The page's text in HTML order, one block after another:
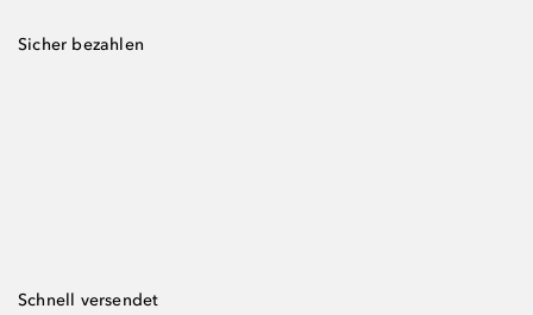
Sicher bezahlen
Schnell versendet